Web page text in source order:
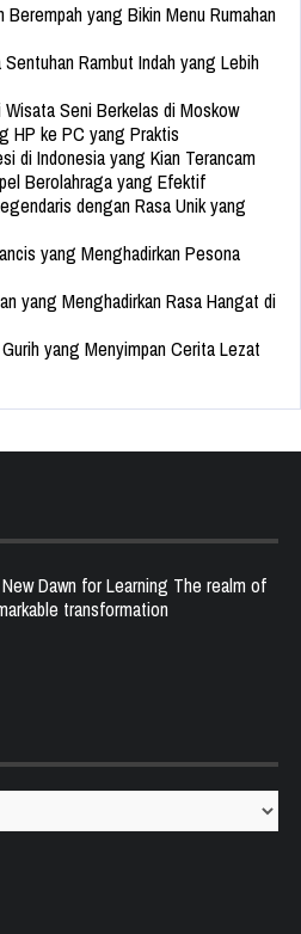
yang Bikin Menu Rumahan
Rambut Indah yang Lebih
Seni Berkelas di Moskow
HP ke PC yang Praktis
di Indonesia yang Kian Terancam
Berolahraga yang Efektif
dengan Rasa Unik yang
yang Menghadirkan Pesona
yang Menghadirkan Rasa Hangat di
yang Menyimpan Cerita Lezat
Dawn for Learning The realm of
transformation